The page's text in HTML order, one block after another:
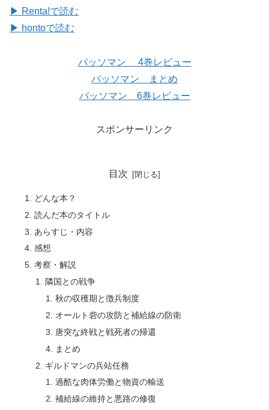
▶ Renta!で読む
▶ hontoで読む
バッソマン 4巻レビュー
バッソマン まとめ
バッソマン 6巻レビュー
スポンサーリンク
目次
どんな本？
読んだ本のタイトル
あらすじ・内容
感想
考察・解説
隣国との戦争
秋の収穫期と徴兵制度
オールト砦の攻防と補給線の防衛
唐突な終戦と戦死者の帰還
まとめ
ギルドマンの兵站任務
過酷な肉体労働と物資の輸送
補給線の維持と悪路の修復